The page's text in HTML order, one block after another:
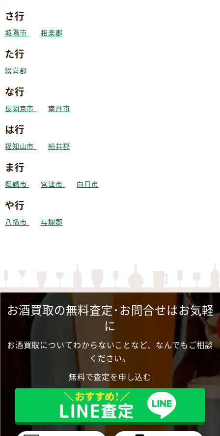
さ行
城陽市 相楽郡
た行
綴喜郡
な行
長岡京市 南丹市
は行
福知山市 船井郡
ま行
舞鶴市 宮津市 向日市
や行
八幡市 与謝郡
お酒買取の無料査定･お問合せはお気軽
に
お酒買取についてわからないことなど、なんでもご相談
ください。
無料で査定を申し込む